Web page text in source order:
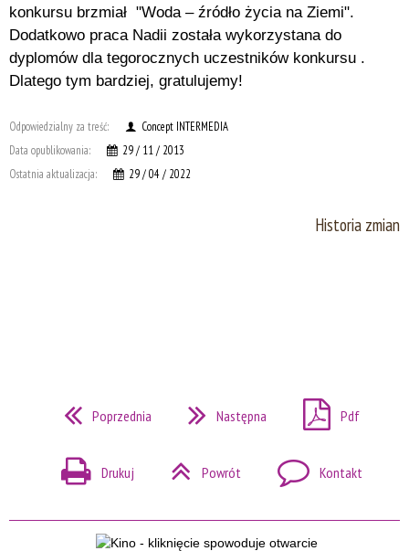
konkursu brzmiał "Woda – źródło życia na Ziemi".
Dodatkowo praca Nadii została wykorzystana do
dyplomów dla tegorocznych uczestników konkursu .
Dlatego tym bardziej, gratulujemy!
Odpowiedzialny za treść:
Concept INTERMEDIA
Data opublikowania:
29 / 11 / 2013
Ostatnia aktualizacja:
29 / 04 / 2022
Historia zmian
Poprzednia Następna Pdf
Drukuj Powrót Kontakt